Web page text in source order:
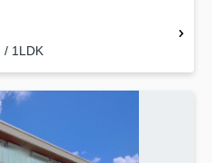
/ 1LDK